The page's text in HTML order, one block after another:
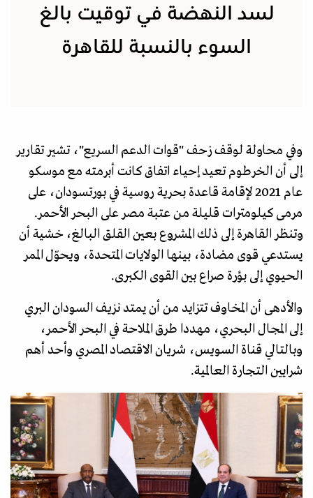
لسد النهضة في توقيت بالغ
السوء بالنسبة للقاهرة
وفي محاولة لوقف زحف "قوات الدعم السريع"، تشير تقارير
إلى أن الخرطوم تعيد إحياء اتفاق كانت أبرمته مع موسكو
عام 2021 لإقامة قاعدة بحرية روسية في بورتسودان، على
مرمى كيلومترات قليلة من عتبة مصر على البحر الأحمر.
وتنظر القاهرة إلى ذلك المشروع بعين القلق البالغ، خشية أن
يستدعي قوى مضادة، بينها الولايات المتحدة، ويحوّل الممر
الحيوي إلى بؤرة صراع بين القوى الكبرى.
والأدهى أن المخاوف تتزايد من أن يمتد نزيف السودان البري
إلى المجال البحري، مهددا طرق الملاحة في البحر الأحمر،
وبالتالي قناة السويس، شريان الاقتصاد المصري وأحد أهم
شرايين التجارة العالمية.